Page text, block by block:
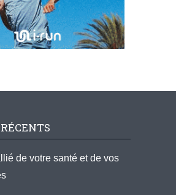
de votre santé et de vos